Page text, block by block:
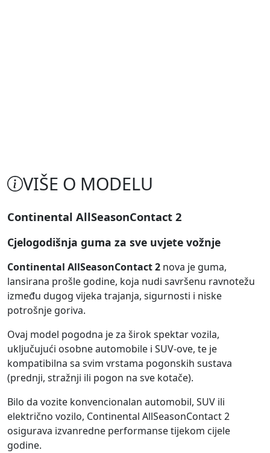
VIŠE O MODELU
Continental AllSeasonContact 2
Cjelogodišnja guma za sve uvjete vožnje
Continental AllSeasonContact 2 nova je guma,
lansirana prošle godine, koja nudi savršenu ravnotežu
između dugog vijeka trajanja, sigurnosti i niske
potrošnje goriva.
Ovaj model pogodna je za širok spektar vozila,
uključujući osobne automobile i SUV-ove, te je
kompatibilna sa svim vrstama pogonskih sustava
(prednji, stražnji ili pogon na sve kotače).
Bilo da vozite konvencionalan automobil, SUV ili
električno vozilo, Continental AllSeasonContact 2
osigurava izvanredne performanse tijekom cijele
godine.